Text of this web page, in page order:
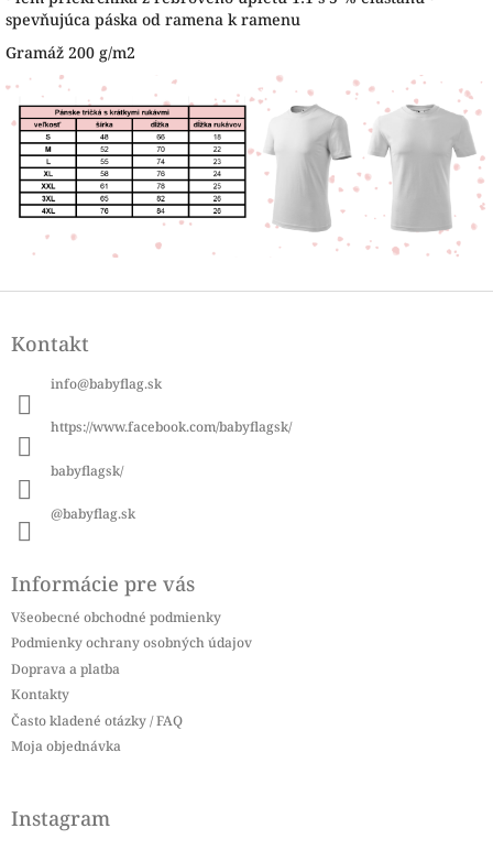
spevňujúca páska od ramena k ramenu
Gramáž 200 g/m2
Z
pKontakt
info@babyflag.sk
https://www.facebook.com/babyflagsk/
babyflagsk/
@babyflag.sk
Informácie pre vás
Všeobecné obchodné podmienky
Podmienky ochrany osobných údajov
Doprava a platba
Kontakty
Často kladené otázky / FAQ
Moja objednávka
Instagram